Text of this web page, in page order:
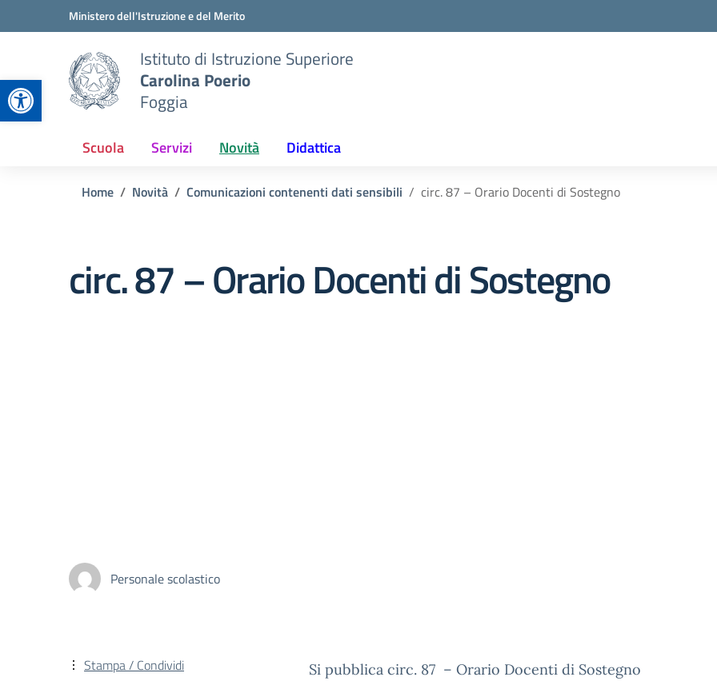
Apri la barra degli strumenti
Vai ai contenuti
Vai al menu di navigazioneMinistero dell'Istruzione e del Merito
Istituto di Istruzione Superiore
Carolina Poerio
Foggia
Scuola Servizi Novità Didattica
Home Novità Comunicazioni contenenti dati sensibili circ. 87 – Orario Docenti di Sostegno
circ. 87 – Orario Docenti di Sostegno
Personale scolastico
Si pubblica circ. 87 – Orario Docenti di Sostegno
Stampa / Condividi